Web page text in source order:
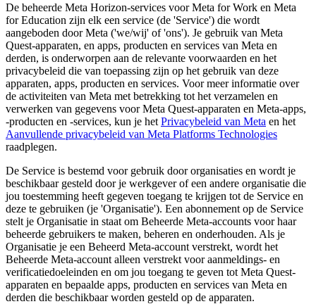
De beheerde Meta Horizon-services voor Meta for Work en Meta
for Education zijn elk een service (de 'Service') die wordt
aangeboden door Meta ('we/wij' of 'ons'). Je gebruik van Meta
Quest-apparaten, en apps, producten en services van Meta en
derden, is onderworpen aan de relevante voorwaarden en het
privacybeleid die van toepassing zijn op het gebruik van deze
apparaten, apps, producten en services. Voor meer informatie over
de activiteiten van Meta met betrekking tot het verzamelen en
verwerken van gegevens voor Meta Quest-apparaten en Meta-apps,
-producten en -services, kun je het Privacybeleid van Meta en het
Aanvullende privacybeleid van Meta Platforms Technologies
raadplegen.
De Service is bestemd voor gebruik door organisaties en wordt je
beschikbaar gesteld door je werkgever of een andere organisatie die
jou toestemming heeft gegeven toegang te krijgen tot de Service en
deze te gebruiken (je 'Organisatie'). Een abonnement op de Service
stelt je Organisatie in staat om Beheerde Meta-accounts voor haar
beheerde gebruikers te maken, beheren en onderhouden. Als je
Organisatie je een Beheerd Meta-account verstrekt, wordt het
Beheerde Meta-account alleen verstrekt voor aanmeldings- en
verificatiedoeleinden en om jou toegang te geven tot Meta Quest-
apparaten en bepaalde apps, producten en services van Meta en
derden die beschikbaar worden gesteld op de apparaten.